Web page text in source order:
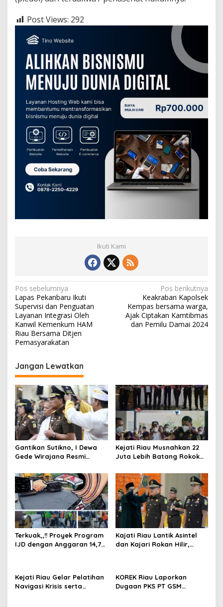
Post Views: 292
Ikuti Kami
N
a
v
i
g
a
s
i
p
o
s
Pos sebelumnya
Lapas Pekanbaru Ikuti
Supervisi dan Penguatan
Layanan Integrasi Oleh
Kanwil Kemenkum HAM
Riau Bersama Ditjen
Pemasyarakatan
Pos berikutnya
Keakraban Kapolsek
Kempas bersama warga,
Ajak Ciptakan Kamtibmas
dan Pemilu Damai 2024
Jangan Lewatkan
Gantikan Sutikno, I Dewa
Gede Wirajana Resmi
Riau
Kejati Riau Musnahkan 22
Juta Lebih Batang Rokok
Pengadilan yang Telah
Inkrah
Terkuak,,!! Proyek Program
IJD dengan Anggaran 14,75
Rp1,25 miliar, Masyarakat
Minta Diaudit
Kajati Riau Lantik Asintel
dan Kajari Rokan Hilir,
Kejati Riau Gelar Pelatihan
Navigasi Krisis serta
KOREK Riau Laporkan
Dugaan PKS PT GSM